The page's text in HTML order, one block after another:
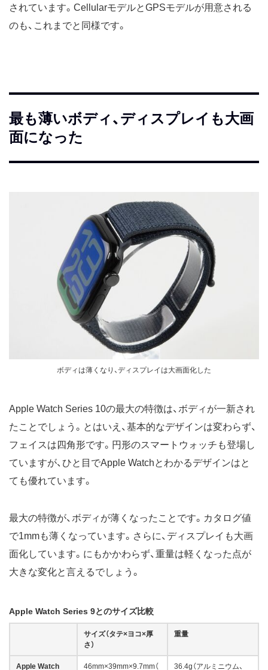
されています。CellularモデルとGPSモデルが用意される
のも、これまでと同様です。
最も薄いボディ、ディスプレイも大画
面になった
ボディは薄くなり、ディスプレイは大画面化した
Apple Watch Series 10の最大の特徴は、ボディが一新され
たことでしょう。とはいえ、基本的なデザインは変わらず、
フェイスは四角形です。円形のスマートウォッチも登場し
ていますが、ひと目でApple Watchとわかるデザインはと
ても優れています。
最大の特徴が、ボディが薄くなったことです。カタログ値
で1mmも薄くなっています。さらに、ディスプレイも大画
面化しています。にもかかわらず、重量は軽くなった点が
大きな変化と言えるでしょう。
Apple Watch Series 9とのサイズ比較
サイズ（タテ×ヨコ×厚
さ）
重量
Apple Watch
46mm×39mm×9.7mm（
36.4g（アルミニウム、